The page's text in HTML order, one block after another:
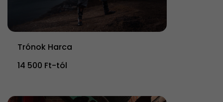
Trónok Harca
14 500 Ft-tól